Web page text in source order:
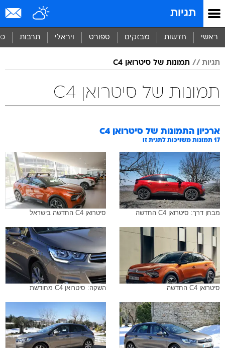
תגיות
ראשי חדשות מבזקים ספורט ויראלי תרבות
תגיות תמונות של סיטרואן C4
תמונות של סיטרואן C4
ארכיון התמונות של סיטרואן C4
17 תמונות משויכות לתגית זו
מבחן דרך: סיטרואן C4 החדשה סיטרואן C4 החדשה בישראל
סיטרואן C4 החדשה השקה: סיטרואן C4 מחודשת